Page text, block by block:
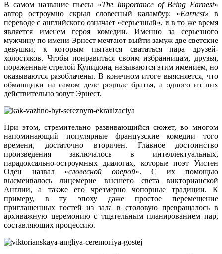
В самом название пьесы «The Importance of Being Earnest»
автор остроумно скрыл словесный каламбур: «Earnest» в
переводе с английского означает «серьезный», и в то же время
является именем героя комедии. Именно за серьезного
мужчину по имени Эрнест мечтают выйти замуж две светские
девушки, к которым пытается свататься пара друзей-
холостяков. Чтобы понравиться своим избранницам, друзья,
пораженные стрелой Купидона, называются этим имением, но
оказываются разоблачены. В конечном итоге выясняется, что
обманщики на самом деле родные братья, а одного из них
действительно зовут Эрнест.
При этом, стремительно развивающийся сюжет, во многом
напоминающий популярные французские комедии того
времени, достаточно вторичен. Главное достоинство
произведения заключалось в интеллектуальных,
парадоксально-остроумных диалогах, которые поэт Уистен
Оден назвал «словесной оперой». С их помощью
высмеивалось лицемерие высшего света викторианской
Англии, а также его чрезмерно чопорные традиции. К
примеру, в ту эпоху даже простое перемещение
приглашенных гостей из зала в столовую превращалось в
архиважную церемонию с тщательным планированием пар,
составляющих процессию.